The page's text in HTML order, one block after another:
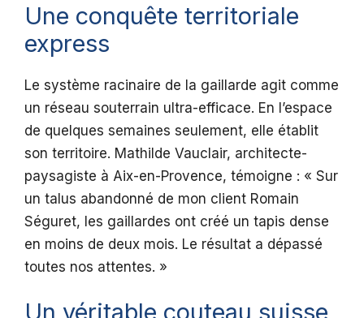
Une conquête territoriale
express
Le système racinaire de la gaillarde agit comme
un réseau souterrain ultra-efficace. En l’espace
de quelques semaines seulement, elle établit
son territoire. Mathilde Vauclair, architecte-
paysagiste à Aix-en-Provence, témoigne : « Sur
un talus abandonné de mon client Romain
Séguret, les gaillardes ont créé un tapis dense
en moins de deux mois. Le résultat a dépassé
toutes nos attentes. »
Un véritable couteau suisse